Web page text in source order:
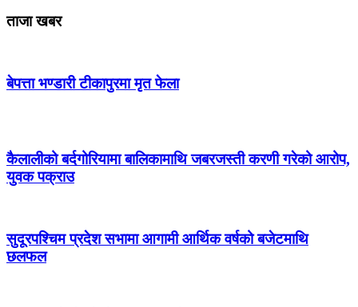
ताजा खबर
बेपत्ता भण्डारी टीकापुरमा मृत फेला
कैलालीको बर्दगोरियामा बालिकामाथि जबरजस्ती करणी गरेको आरोप,
युवक पक्राउ
सुदूरपश्चिम प्रदेश सभामा आगामी आर्थिक वर्षको बजेटमाथि
छलफल